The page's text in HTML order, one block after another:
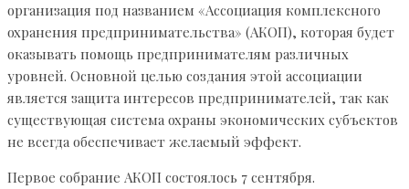
организация под названием «Ассоциация комплексного
охранения предпринимательства» (АКОП), которая будет
оказывать помощь предпринимателям различных
уровней. Основной целью создания этой ассоциации
является защита интересов предпринимателей, так как
существующая система охраны экономических субъектов
не всегда обеспечивает желаемый эффект.
Первое собрание АКОП состоялось 7 сентября.